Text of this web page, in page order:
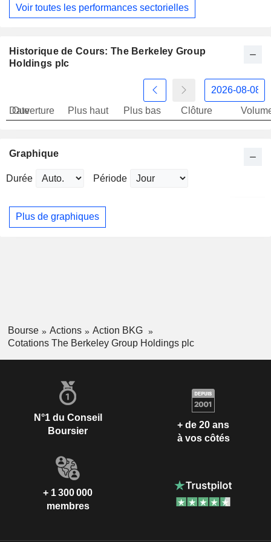
Voir toutes les performances sectorielles
Historique de Cours: The Berkeley Group
Holdings plc
Date
Ouverture Plus haut Plus bas Clôture
Graphique
Durée Période
Plus de graphiques
Bourse Actions
Action BKG
Cotations The Berkeley Group Holdings plc
N°1 du Conseil
Boursier
+ de 20 ans
à vos côtés
+ 1 300 000
membres